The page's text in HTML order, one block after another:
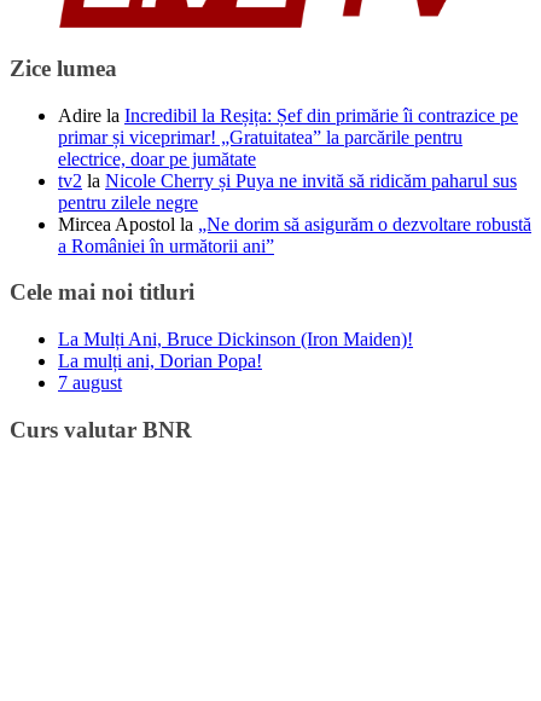
Zice lumea
Adire la Incredibil la Reșița: Șef din primărie îi contrazice pe
primar și viceprimar! „Gratuitatea” la parcările pentru
electrice, doar pe jumătate
tv2 la Nicole Cherry și Puya ne invită să ridicăm paharul sus
pentru zilele negre
Mircea Apostol la „Ne dorim să asigurăm o dezvoltare robustă
a României în următorii ani”
Cele mai noi titluri
La Mulți Ani, Bruce Dickinson (Iron Maiden)!
La mulți ani, Dorian Popa!
7 august
Curs valutar BNR